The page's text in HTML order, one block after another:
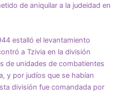
de aniquilar a la judeidad en
estalló el levantamiento
a Tzivia en la división
de unidades de combatientes
y por judíos que se habían
división fue comandada por